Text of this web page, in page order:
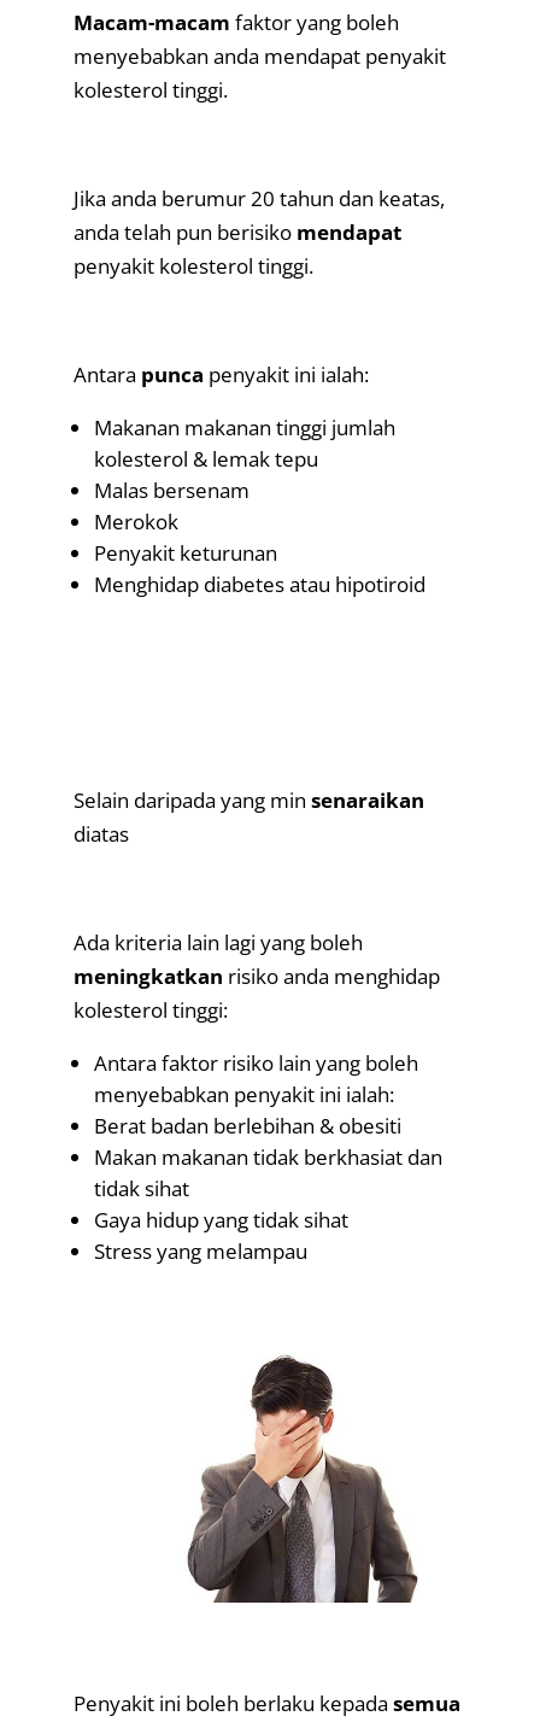
Macam-macam faktor yang boleh
menyebabkan anda mendapat penyakit
kolesterol tinggi.
Jika anda berumur 20 tahun dan keatas,
anda telah pun berisiko mendapat
penyakit kolesterol tinggi.
Antara punca penyakit ini ialah:
Makanan makanan tinggi jumlah
kolesterol & lemak tepu
Malas bersenam
Merokok
Penyakit keturunan
Menghidap diabetes atau hipotiroid
Selain daripada yang min senaraikan
diatas
Ada kriteria lain lagi yang boleh
meningkatkan risiko anda menghidap
kolesterol tinggi:
Antara faktor risiko lain yang boleh
menyebabkan penyakit ini ialah:
Berat badan berlebihan & obesiti
Makan makanan tidak berkhasiat dan
tidak sihat
Gaya hidup yang tidak sihat
Stress yang melampau
Penyakit ini boleh berlaku kepada semua